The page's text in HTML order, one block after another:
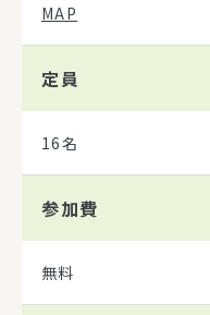
MAP
定員
16名
参加費
無料